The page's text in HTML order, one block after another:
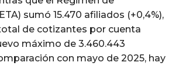
sumó 15.470 afiliados (+0,4%),
de cotizantes por cuenta
máximo de 3.460.443
con mayo de 2025, hay